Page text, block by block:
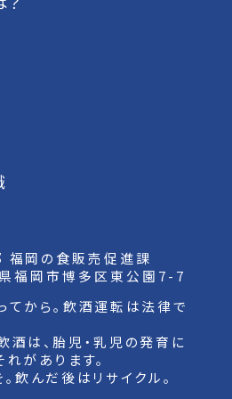
福岡の食販売促進課
福岡市博多区東公園7-7
てから。飲酒運転は法律で
酒は、胎児・乳児の発育に
があります。
飲んだ後はリサイクル。